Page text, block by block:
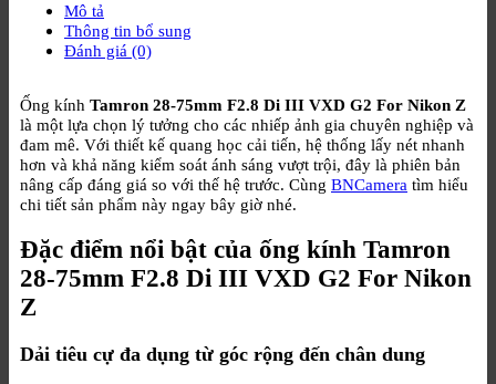
Mô tả
Thông tin bổ sung
Đánh giá (0)
Ống kính Tamron 28-75mm F2.8 Di III VXD G2 For Nikon Z
là một lựa chọn lý tưởng cho các nhiếp ảnh gia chuyên nghiệp và
đam mê. Với thiết kế quang học cải tiến, hệ thống lấy nét nhanh
hơn và khả năng kiểm soát ánh sáng vượt trội, đây là phiên bản
nâng cấp đáng giá so với thế hệ trước. Cùng BNCamera tìm hiểu
chi tiết sản phẩm này ngay bây giờ nhé.
Đặc điểm nổi bật của ống kính Tamron
28-75mm F2.8 Di III VXD G2 For Nikon
Z
Dải tiêu cự đa dụng từ góc rộng đến chân dung